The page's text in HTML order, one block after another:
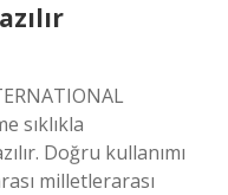
sıklıkla
Doğru kullanımı
milletlerarası